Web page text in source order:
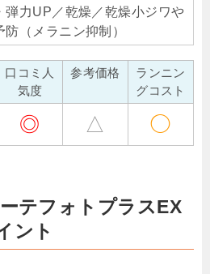
弾力UP／乾燥／乾燥小ジワや
防（メラニン抑制）
口コミ人
気度
参考価格
ランニン
グコスト
◎ △ ◯
テフォトプラスEX
ント